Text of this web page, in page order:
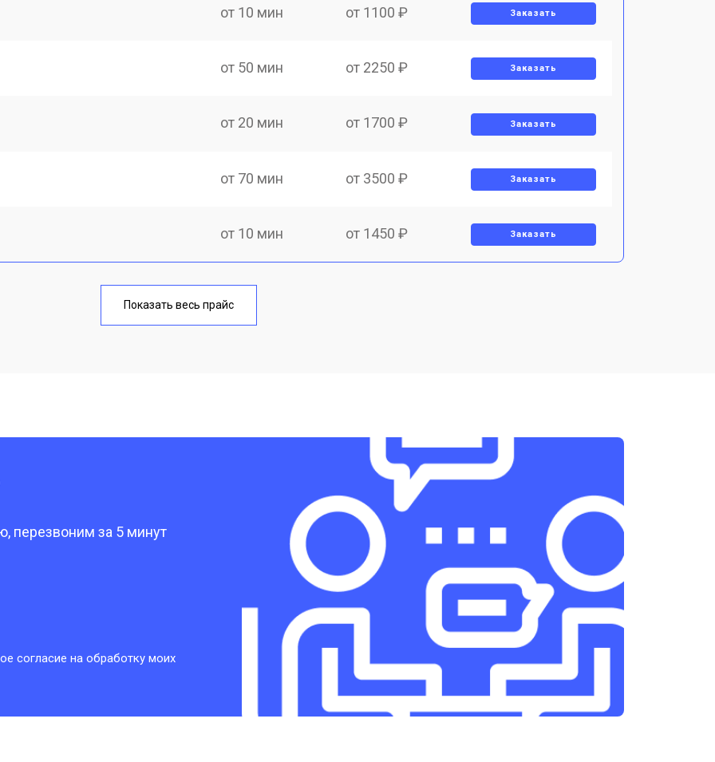
от 10 мин от 1100 ₽ Заказать
от 50 мин от 2250 ₽ Заказать
от 20 мин от 1700 ₽ Заказать
от 70 мин от 3500 ₽ Заказать
от 10 мин от 1450 ₽ Заказать
от 40 мин
от 3300 ₽
от 1400 ₽ Заказать
от 2700 ₽ Заказать
от 950 ₽ Заказать
от 1750 ₽
Показать весь прайс
перезвоним за 5 минут
согласие на обработку моих